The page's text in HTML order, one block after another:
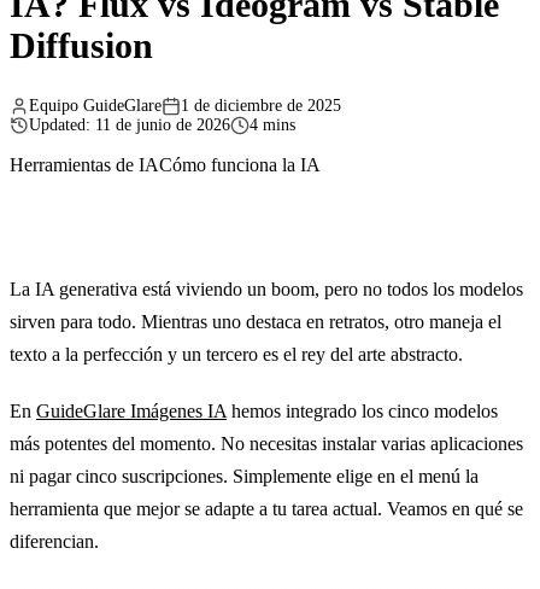
Diffusion
Equipo GuideGlare
1 de diciembre de 2025
Updated: 11 de junio de 2026
4 mins
Herramientas de IACómo funciona la IA
La IA generativa está viviendo un boom, pero no todos los modelos
sirven para todo. Mientras uno destaca en retratos, otro maneja el
texto a la perfección y un tercero es el rey del arte abstracto.
En GuideGlare Imágenes IA hemos integrado los cinco modelos
más potentes del momento. No necesitas instalar varias aplicaciones
ni pagar cinco suscripciones. Simplemente elige en el menú la
herramienta que mejor se adapte a tu tarea actual. Veamos en qué se
diferencian.